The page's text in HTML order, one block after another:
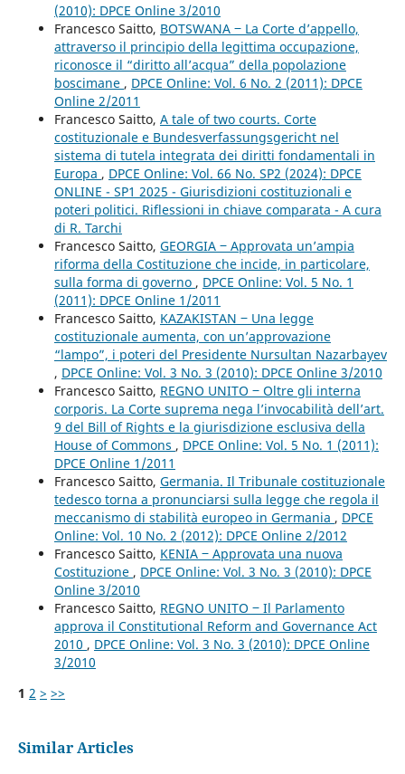
(2010): DPCE Online 3/2010
Francesco Saitto, BOTSWANA ‒ La Corte d’appello,
attraverso il principio della legittima occupazione,
riconosce il “diritto all’acqua” della popolazione
boscimane , DPCE Online: Vol. 6 No. 2 (2011): DPCE
Online 2/2011
Francesco Saitto, A tale of two courts. Corte
costituzionale e Bundesverfassungsgericht nel
sistema di tutela integrata dei diritti fondamentali in
Europa , DPCE Online: Vol. 66 No. SP2 (2024): DPCE
ONLINE - SP1 2025 - Giurisdizioni costituzionali e
poteri politici. Riflessioni in chiave comparata - A cura
di R. Tarchi
Francesco Saitto, GEORGIA ‒ Approvata un’ampia
riforma della Costituzione che incide, in particolare,
sulla forma di governo , DPCE Online: Vol. 5 No. 1
(2011): DPCE Online 1/2011
Francesco Saitto, KAZAKISTAN ‒ Una legge
costituzionale aumenta, con un’approvazione
“lampo”, i poteri del Presidente Nursultan Nazarbayev
, DPCE Online: Vol. 3 No. 3 (2010): DPCE Online 3/2010
Francesco Saitto, REGNO UNITO ‒ Oltre gli interna
corporis. La Corte suprema nega l’invocabilità dell’art.
9 del Bill of Rights e la giurisdizione esclusiva della
House of Commons , DPCE Online: Vol. 5 No. 1 (2011):
DPCE Online 1/2011
Francesco Saitto, Germania. Il Tribunale costituzionale
tedesco torna a pronunciarsi sulla legge che regola il
meccanismo di stabilità europeo in Germania , DPCE
Online: Vol. 10 No. 2 (2012): DPCE Online 2/2012
Francesco Saitto, KENIA ‒ Approvata una nuova
Costituzione , DPCE Online: Vol. 3 No. 3 (2010): DPCE
Online 3/2010
Francesco Saitto, REGNO UNITO ‒ Il Parlamento
approva il Constitutional Reform and Governance Act
2010 , DPCE Online: Vol. 3 No. 3 (2010): DPCE Online
3/2010
1 2 > >>
Similar Articles